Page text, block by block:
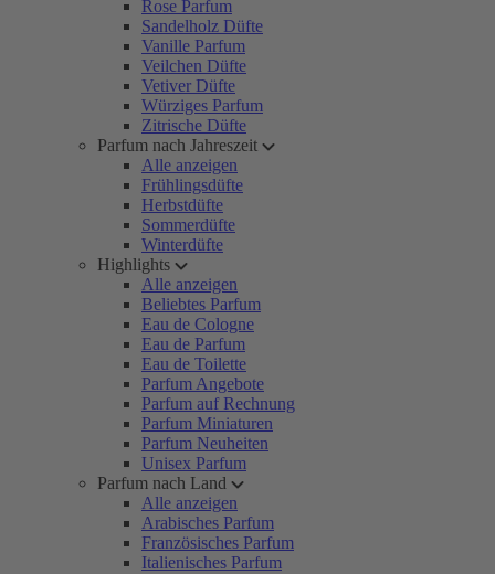
Rose Parfum
Sandelholz Düfte
Vanille Parfum
Veilchen Düfte
Vetiver Düfte
Würziges Parfum
Zitrische Düfte
Parfum nach Jahreszeit
Alle anzeigen
Frühlingsdüfte
Herbstdüfte
Sommerdüfte
Winterdüfte
Highlights
Alle anzeigen
Beliebtes Parfum
Eau de Cologne
Eau de Parfum
Eau de Toilette
Parfum Angebote
Parfum auf Rechnung
Parfum Miniaturen
Parfum Neuheiten
Unisex Parfum
Parfum nach Land
Alle anzeigen
Arabisches Parfum
Französisches Parfum
Italienisches Parfum